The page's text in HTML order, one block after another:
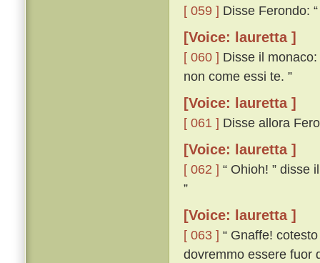
[ 059 ] Disse Ferondo:
[Voice: lauretta ]
[ 060 ] Disse il
non come essi te. ”
[Voice: lauretta ]
[ 061 ] Disse allora
[Voice: lauretta ]
[ 062 ] “ Ohioh! ” disse
”
[Voice: lauretta ]
[ 063 ] “ Gnaffe!
dovremmo essere fuor